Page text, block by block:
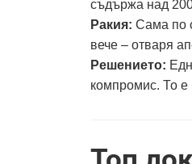
съдържа над
Ракия: Сама по
вече – отваря
Решението:
компромис. То